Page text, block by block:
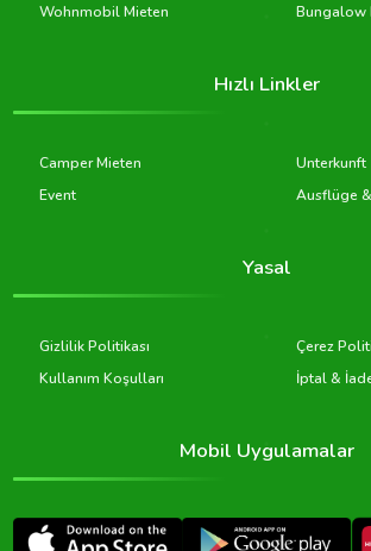
Wohnmobil Mieten Bungalow
Hızlı Linkler
Camper Mieten
Unterkunft
Event
Ausflüge
Yasal
Gizlilik Politikası
Çerez
Kullanım Koşulları
İptal &
Mobil Uygulamalar